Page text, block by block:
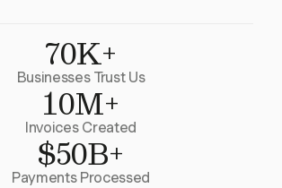
70K+
Businesses Trust Us
10M+
Invoices Created
$50B+
Payments Processed